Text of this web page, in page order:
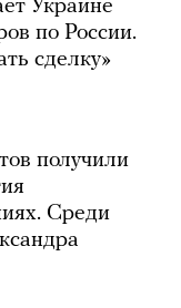
Украине
по России.
сделку»
получили
Среди